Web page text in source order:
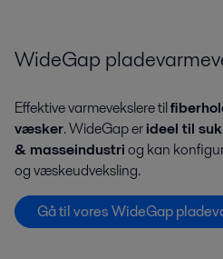
WideGap
Effektive varmevekslere til
væsker. WideGap erideel til
& masseindustriog kan
og væskeudveksling.
Gå til vores WideGap